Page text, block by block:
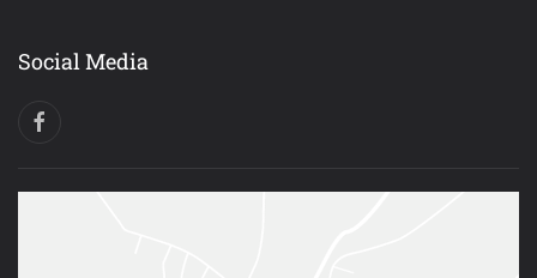
Social Media